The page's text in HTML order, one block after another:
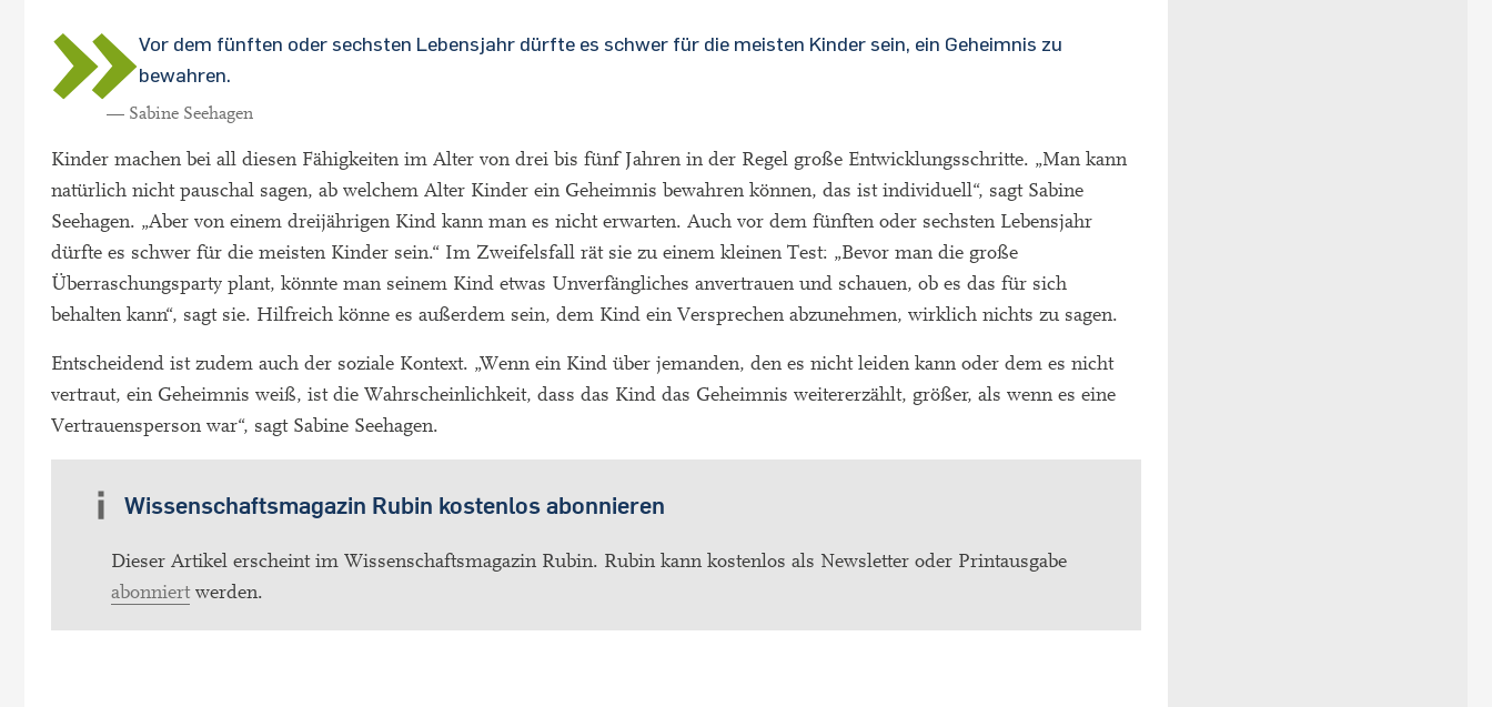
Vor dem fünften oder sechsten Lebensjahr dürfte es schwer für die meisten Kinder sein, ein Geheimnis zu
bewahren.
— Sabine Seehagen
Kinder machen bei all diesen Fähigkeiten im Alter von drei bis fünf Jahren in der Regel große Entwicklungsschritte. „Man kann
natürlich nicht pauschal sagen, ab welchem Alter Kinder ein Geheimnis bewahren können, das ist individuell“, sagt Sabine
Seehagen. „Aber von einem dreijährigen Kind kann man es nicht erwarten. Auch vor dem fünften oder sechsten Lebensjahr
dürfte es schwer für die meisten Kinder sein.“ Im Zweifelsfall rät sie zu einem kleinen Test: „Bevor man die große
Überraschungsparty plant, könnte man seinem Kind etwas Unverfängliches anvertrauen und schauen, ob es das für sich
behalten kann“, sagt sie. Hilfreich könne es außerdem sein, dem Kind ein Versprechen abzunehmen, wirklich nichts zu sagen.
Entscheidend ist zudem auch der soziale Kontext. „Wenn ein Kind über jemanden, den es nicht leiden kann oder dem es nicht
vertraut, ein Geheimnis weiß, ist die Wahrscheinlichkeit, dass das Kind das Geheimnis weitererzählt, größer, als wenn es eine
Vertrauensperson war“, sagt Sabine Seehagen.
Wissenschaftsmagazin Rubin kostenlos abonnieren
Dieser Artikel erscheint im Wissenschaftsmagazin Rubin. Rubin kann kostenlos als Newsletter oder Printausgabe
abonniertwerden.